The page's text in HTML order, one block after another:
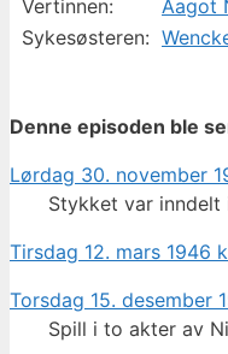
Vertinnen:
Aagot
Sykesøsteren:
Denne episoden ble
Lørdag 30. november
Stykket var
Tirsdag 12. mars 1946
Torsdag 15. desember
Spill i to akter av